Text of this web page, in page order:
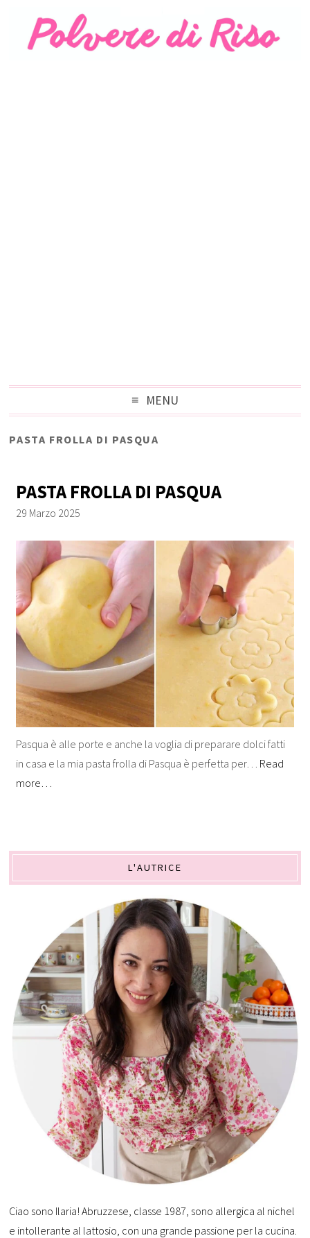
MENU
PASTA FROLLA DI PASQUA
PASTA FROLLA DI PASQUA
29 Marzo 2025
Pasqua è alle porte e anche la voglia di preparare dolci fatti
in casa e la mia pasta frolla di Pasqua è perfetta per… Read
more…
L'AUTRICE
Ciao sono Ilaria! Abruzzese, classe 1987, sono allergica al nichel
e intollerante al lattosio, con una grande passione per la cucina.